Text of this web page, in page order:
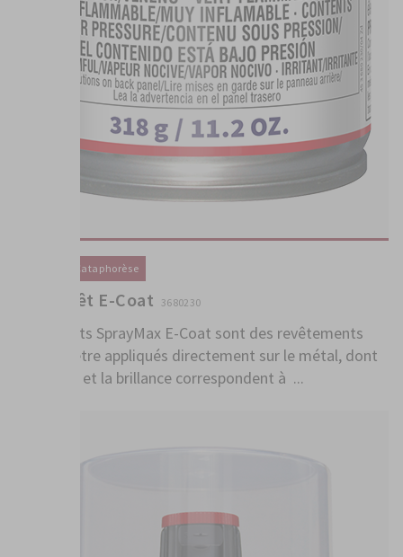
Primaire / Cataphorèse
1K Apprêt E-Coat 3680230
Les apprêts SprayMax E-Coat sont des revêtements
pouvant être appliqués directement sur le métal, dont
la couleur et la brillance correspondent à ...